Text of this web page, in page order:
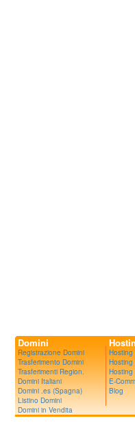
Domini
Registrazione Domini
Trasferimento Domini
Trasferimenti Region.
Domini Italiani
Domini .es (Spagna)
Listino Domini
Domini in Vendita
Hosting
Hosting
Hosting
E-
Blog